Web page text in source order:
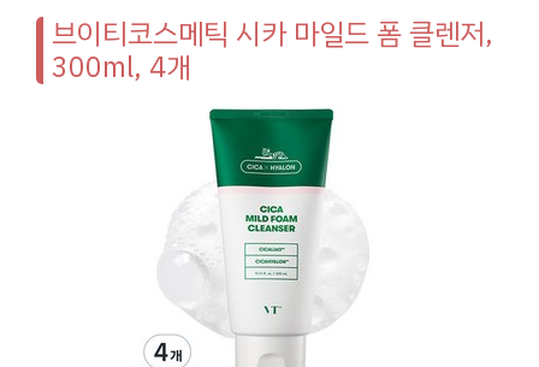
브이티코스메틱 시카 마일드 폼 클렌저,
300ml, 4개